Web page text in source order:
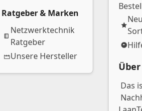
Ratgeber & Marken
Netzwerktechnik
Ratgeber
Unsere Hersteller
Das